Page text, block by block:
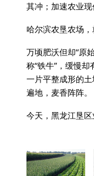
其冲；加速农业现
哈尔滨农垦农场，
万顷肥沃但却“原
称“铁牛”，缓慢却
一片平整成形的
遍地，麦香阵阵。
今天，黑龙江垦区